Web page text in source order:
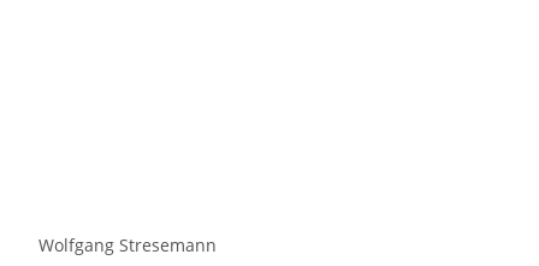
Wolfgang Stresemann